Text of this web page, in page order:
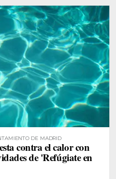
DE MADRID
contra el calor con
de 'Refúgiate en